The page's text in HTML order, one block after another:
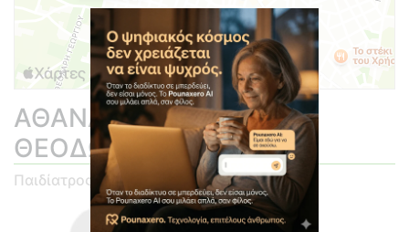
ΑΘΑΝΑΣΟΠΟΥΛΟΣ
ΘΕΟΔΩΡΟΣ
Παιδίατρος